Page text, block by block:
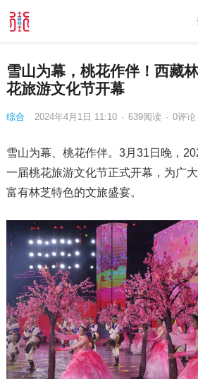
雪山为幕，桃花作伴！西藏
花旅游文化节开幕
综合 2024年4月1日 11:10 · 639阅读 · 0评论
雪山为幕、桃花作伴。3月31日晚，
一届桃花旅游文化节正式开幕，为广
富有林芝特色的文旅盛宴。